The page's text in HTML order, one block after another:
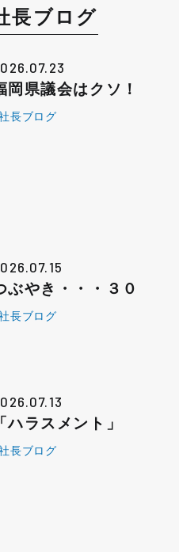
長ブログ
岡県議会はクソ！
長ブログ
ぶやき・・・３０
長ブログ
「ハラスメント」
長ブログ